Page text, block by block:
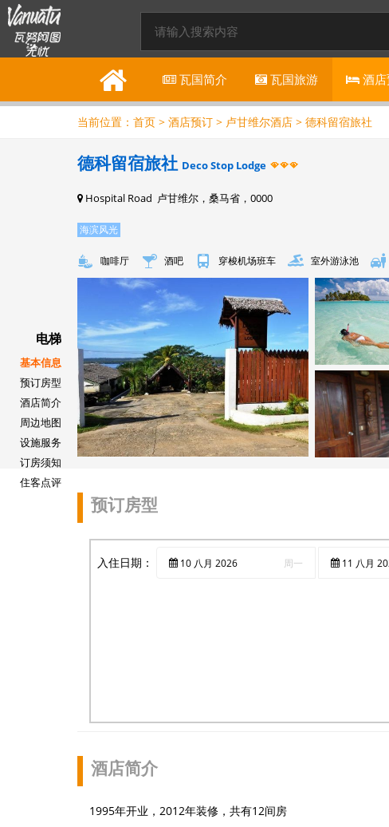
瓦国简介 瓦国旅游 酒店
当前位置： 首页 > 酒店预订 > 卢甘维尔酒店 > 德科留宿旅社
电梯
基本信息
预订房型
酒店简介
周边地图
设施服务
订房须知
住客点评
德科留宿旅社 Deco Stop Lodge
Hospital Road 卢甘维尔，桑马省，0000
海滨风光
咖啡厅 酒吧 穿梭机场班车 室外游泳池
预订房型
入住日期： 10 八月 2026 周一 11 八月
酒店简介
1995年开业，2012年装修，共有12间房